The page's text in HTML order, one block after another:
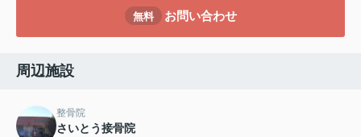
無料 お問い合わせ
周辺施設
整骨院
さいとう接骨院